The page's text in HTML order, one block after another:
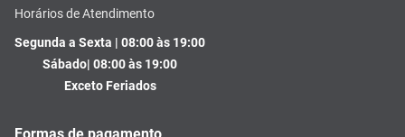
Horários de Atendimento
Segunda a Sexta | 08:00 às 19:00
Sábado| 08:00 às 19:00
Exceto Feriados
Formas de pagamento